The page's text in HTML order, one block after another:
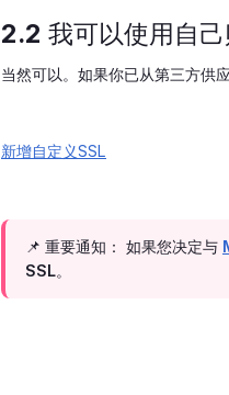
2.2 我可以使用自
当然可以。如果你已从第三方供
新增自定义SSL
📌 重要通知： 如果您决定与
SSL。